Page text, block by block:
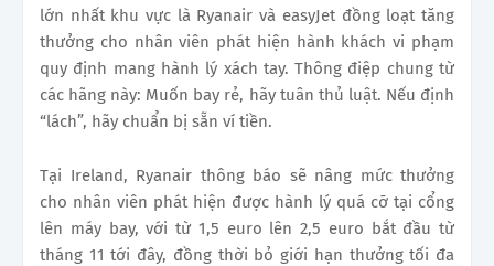
lớn nhất khu vực là Ryanair và easyJet đồng loạt tăng
thưởng cho nhân viên phát hiện hành khách vi phạm
quy định mang hành lý xách tay. Thông điệp chung từ
các hãng này: Muốn bay rẻ, hãy tuân thủ luật. Nếu định
“lách”, hãy chuẩn bị sẵn ví tiền.
Tại Ireland, Ryanair thông báo sẽ nâng mức thưởng
cho nhân viên phát hiện được hành lý quá cỡ tại cổng
lên máy bay, với từ 1,5 euro lên 2,5 euro bắt đầu từ
tháng 11 tới đây, đồng thời bỏ giới hạn thưởng tối đa